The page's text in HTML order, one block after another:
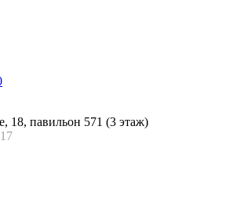
18, павильон 571 (3 этаж)